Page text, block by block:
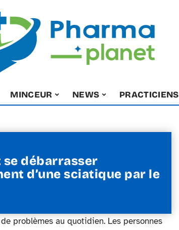
MINCEUR NEWS PRACTICIENS
se débarrasser
d’une sciatique par le
problèmes au quotidien. Les personnes